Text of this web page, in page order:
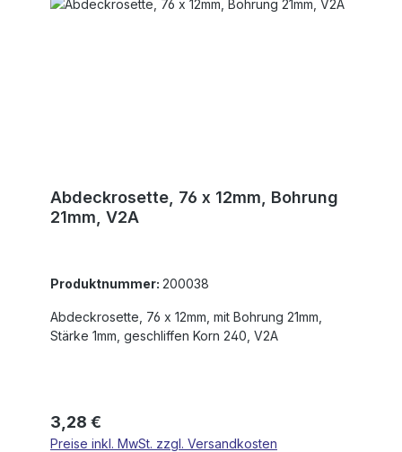
Abdeckrosette, 76 x 12mm, Bohrung
21mm, V2A
Produktnummer: 200038
Abdeckrosette, 76 x 12mm, mit Bohrung 21mm,
Stärke 1mm, geschliffen Korn 240, V2A
Regulärer Preis:
3,28 €
Preise inkl. MwSt. zzgl. Versandkosten